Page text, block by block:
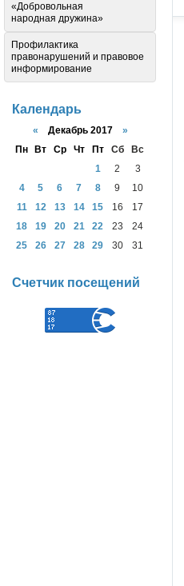
«Добровольная
народная дружина»
Профилактика
правонарушений и правовое
информирование
Календарь
« Декабрь 2017 »
Пн
Вт Ср Чт Пт Сб
Вс
1
2
3
4
5 6 7 8 9
10
11
12 13 14 15 16
17
18
19 20 21 22 23
24
25
26 27 28 29 30 31
Счетчик посещений